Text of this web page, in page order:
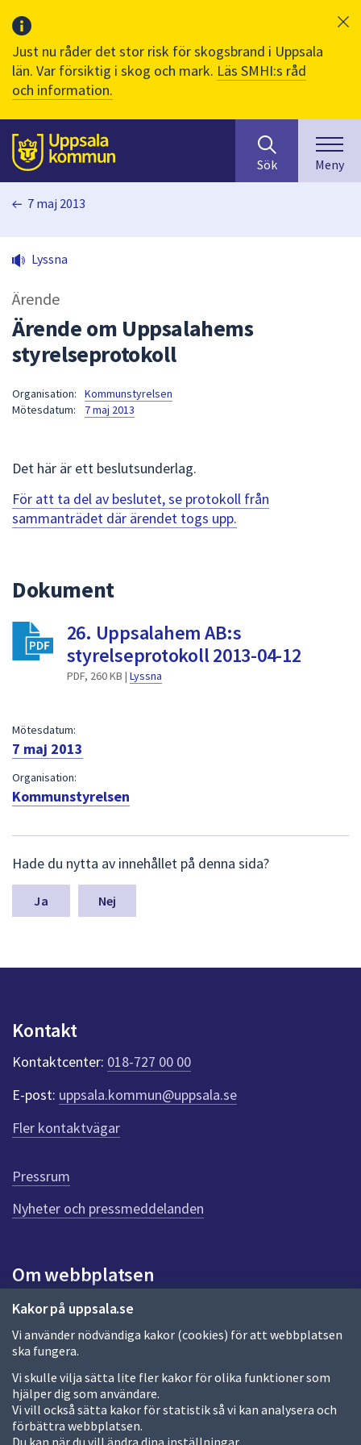
Just nu råder det stor risk för skogsbrand i Uppsala
län. Var försiktig i skog och mark. Läs SMHI:s råd
och information.
Till sidans
huvudinnehåll
efter
innehåll
på
sökfältet
kommer
för
att
navigera
för
att
Sök Meny
Kakor på uppsala.se
Vi använder nödvändiga kakor (cookies) för att webbplatsen
ska fungera.
Vi skulle vilja sätta lite fler kakor för olika funktioner som
hjälper dig som användare.
Vi vill också sätta kakor för statistik så vi kan analysera och
förbättra webbplatsen.
Du kan när du vill ändra dina inställningar.
7 maj 2013
Lyssna
Ärende
Ärende om Uppsalahems
styrelseprotokoll
Organisation:
Kommunstyrelsen
Mötesdatum:
7 maj 2013
Det här är ett beslutsunderlag.
För att ta del av beslutet, se protokoll från
sammanträdet där ärendet togs upp.
Dokument
26. Uppsalahem AB:s
styrelseprotokoll 2013-04-12
PDF, 260 KB | Lyssna
Mötesdatum:
7 maj 2013
Organisation:
Kommunstyrelsen
ä
m
a
n
k
t
e
r
f
ö
r
e
n
n
a
d
a
Hade du nytta av innehållet på denna sida?
Nej
Kontakt
Kontaktcenter: 018-727 00 00
E-post: uppsala.kommun@uppsala.se
Fler kontaktvägar
Pressrum
Nyheter och pressmeddelanden
Om webbplatsen
Om webbplatsen
Allmänna handlingar och diarium
Behandling av personuppgifter
Kakor
Språk (other languages)